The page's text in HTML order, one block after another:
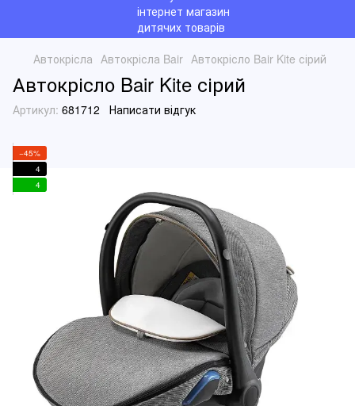
Автокрісла Автокрісла Bair Автокрісло Bair Kite сірий
Автокрісло Bair Kite сірий
Артикул: 681712 Написати відгук
−45%
4
4